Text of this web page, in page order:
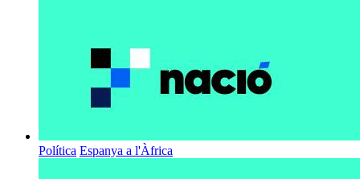
Política Espanya a l'Àfrica